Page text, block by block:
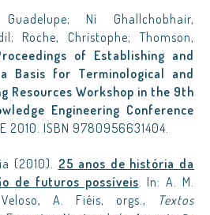
Ní Ghallchobhair,
Roche, Christophe; Thomson,
of Establishing and
Basis for Terminological and
Resources Workshop in the 9th
Engineering Conference
2010. ISBN 9780956631404.
(2010). 25 anos de história da
de futuros possíveis. In: A. M.
A. Fiéis, orgs.,
Textos